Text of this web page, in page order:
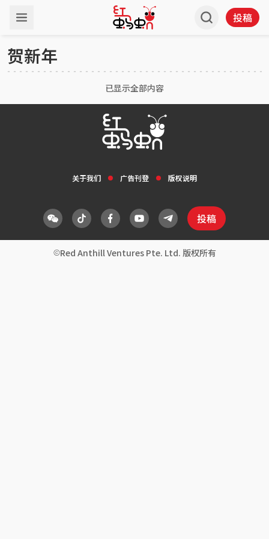
投稿
贺新年
已显示全部内容
关于我们 广告刊登 版权说明
投稿
Red Anthill Ventures Pte. Ltd. 版权所有